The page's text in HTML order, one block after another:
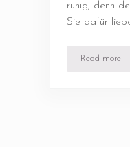
ruhig, denn
Sie dafür
Read more